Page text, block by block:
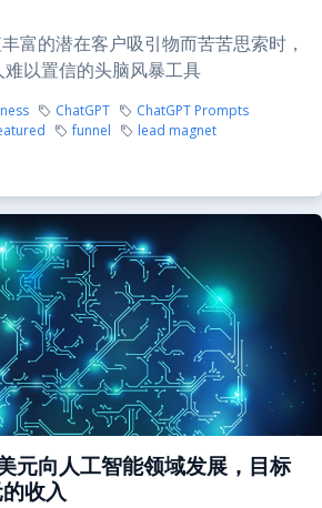
富的潜在客户吸引物而苦苦思索时，
以置信的头脑风暴工具
ChatGPT
ChatGPT Prompts
funnel
lead magnet
元向人工智能领域发展，目标
收入